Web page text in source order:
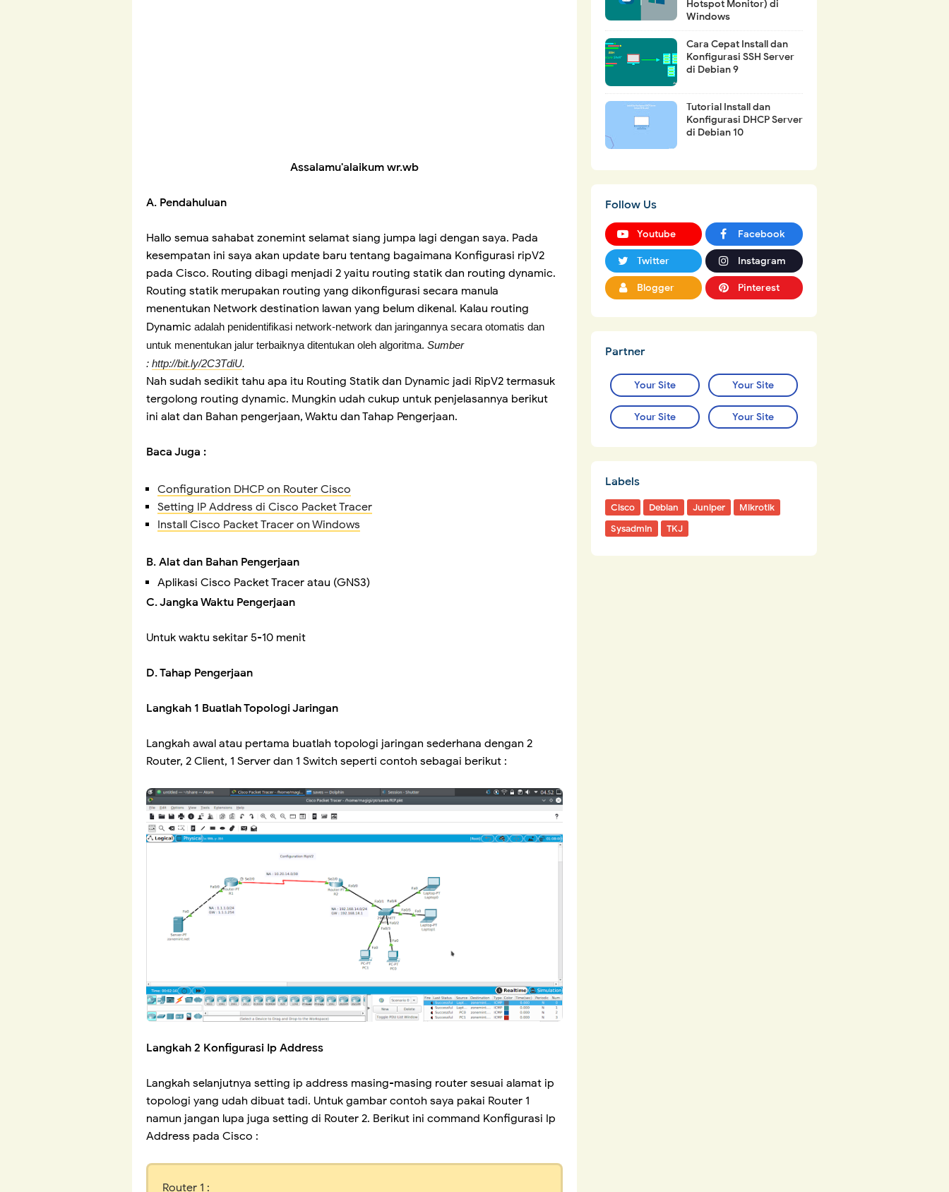
Assalamu'alaikum wr.wb
A. Pendahuluan
Hallo semua sahabat zonemint selamat siang jumpa lagi dengan saya. Pada
kesempatan ini saya akan update baru tentang bagaimana Konfigurasi ripV2
pada Cisco. Routing dibagi menjadi 2 yaitu routing statik dan routing dynamic.
Routing statik merupakan routing yang dikonfigurasi secara manula
menentukan Network destination lawan yang belum dikenal. Kalau routing
Dynamic adalah penidentifikasi network-network dan jaringannya secara otomatis dan
untuk menentukan jalur terbaiknya ditentukan oleh algoritma. Sumber
: http://bit.ly/2C3TdiU.
Nah sudah sedikit tahu apa itu Routing Statik dan Dynamic jadi RipV2 termasuk
tergolong routing dynamic. Mungkin udah cukup untuk penjelasannya berikut
ini alat dan Bahan pengerjaan, Waktu dan Tahap Pengerjaan.
Baca Juga :
Configuration DHCP on Router Cisco
Setting IP Address di Cisco Packet Tracer
Install Cisco Packet Tracer on Windows
B. Alat dan Bahan Pengerjaan
Aplikasi Cisco Packet Tracer atau (GNS3)
C. Jangka Waktu Pengerjaan
Untuk waktu sekitar 5-10 menit
D. Tahap Pengerjaan
Langkah 1 Buatlah Topologi Jaringan
Langkah awal atau pertama buatlah topologi jaringan sederhana dengan 2
Router, 2 Client, 1 Server dan 1 Switch seperti contoh sebagai berikut :
Langkah 2 Konfigurasi Ip Address
Langkah selanjutnya setting ip address masing-masing router sesuai alamat ip
topologi yang udah dibuat tadi. Untuk gambar contoh saya pakai Router 1
namun jangan lupa juga setting di Router 2. Berikut ini command Konfigurasi Ip
Address pada Cisco :
Router 1 :
Hotspot Monitor) di
Windows
Cara Cepat Install dan
Konfigurasi SSH Server
di Debian 9
Tutorial Install dan
Konfigurasi DHCP Server
di Debian 10
Follow Us
Youtube Facebook
Twitter Instagram
Blogger Pinterest
Partner
Your Site Your Site
Your Site Your Site
Labels
Cisco Debian Juniper
Mikrotik
Sysadmin
TKJ